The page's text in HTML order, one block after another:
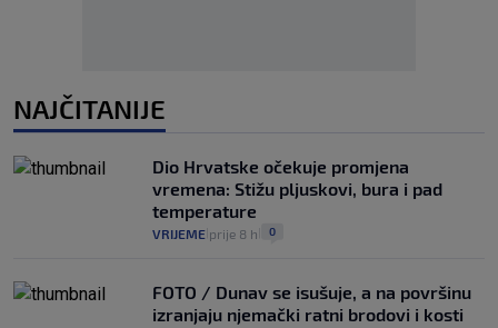
NAJČITANIJE
Dio Hrvatske očekuje promjena
vremena: Stižu pljuskovi, bura i pad
temperature
VRIJEME prije 8 h 0
FOTO / Dunav se isušuje, a na površinu
izranjaju njemački ratni brodovi i kosti